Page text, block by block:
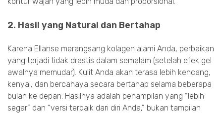
2. Hasil yang Natural dan Bertahap
Karena Ellanse merangsang kolagen alami Anda, perbaikan
yang terjadi tidak drastis dalam semalam (setelah efek gel
awalnya memudar). Kulit Anda akan terasa lebih kencang,
kenyal, dan bercahaya secara bertahap selama beberapa
bulan ke depan. Hasilnya adalah penampilan yang “lebih
segar” dan “versi terbaik dari diri Anda,” bukan tampilan